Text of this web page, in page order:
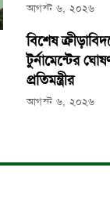
আগস্ট ৬, ২০২৬
বিশেষ
টুর্নামেন্টের
প্রতিমন্ত্রীর
আগস্ট ৬, ২০২৬